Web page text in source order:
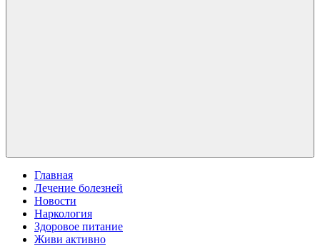
Главная
Лечение болезней
Новости
Наркология
Здоровое питание
Живи активно